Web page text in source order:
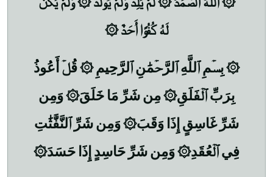
لَهُ كُفُوًا أَحَدٌ ۞
۞ بِسۡمِ ٱللَّهِ ٱلرَّحۡمَٰنِ ٱلرَّحِيمِ ۞ قُلۡ أَعُوذُ
بِرَبِّ ٱلۡفَلَقِ۞ مِن شَرِّ مَا خَلَقَ۞ وَمِن
شَرِّ غَاسِقٍ إِذَا وَقَبَ۞ وَمِن شَرِّ ٱلنَّفَّٰثَٰتِ
فِي ٱلۡعُقَدِ۞ وَمِن شَرِّ حَاسِدٍ إِذَا حَسَدَ۞